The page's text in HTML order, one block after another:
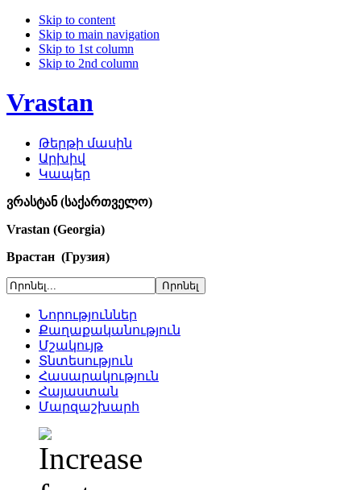
Skip to content
Skip to main navigation
Skip to 1st column
Skip to 2nd column
Vrastan
Թերթի մասին
Արխիվ
Կապեր
ვრასტან (საქართველო)
Vrastan (Georgia)
Врастан (Грузия)
Նորություններ
Քաղաքականություն
Մշակույթ
Տնտեսություն
Հասարակություն
Հայաստան
Մարզաշխարհ